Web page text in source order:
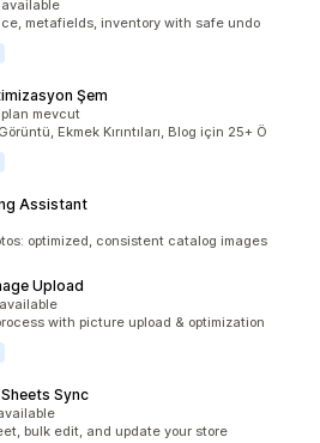
metafields, inventory with safe undo
Şem
mevcut
Ekmek Kırıntıları, Blog için 25+ Ö
Assistant
optimized, consistent catalog images
Upload
with picture upload & optimization
Sync
bulk edit, and update your store